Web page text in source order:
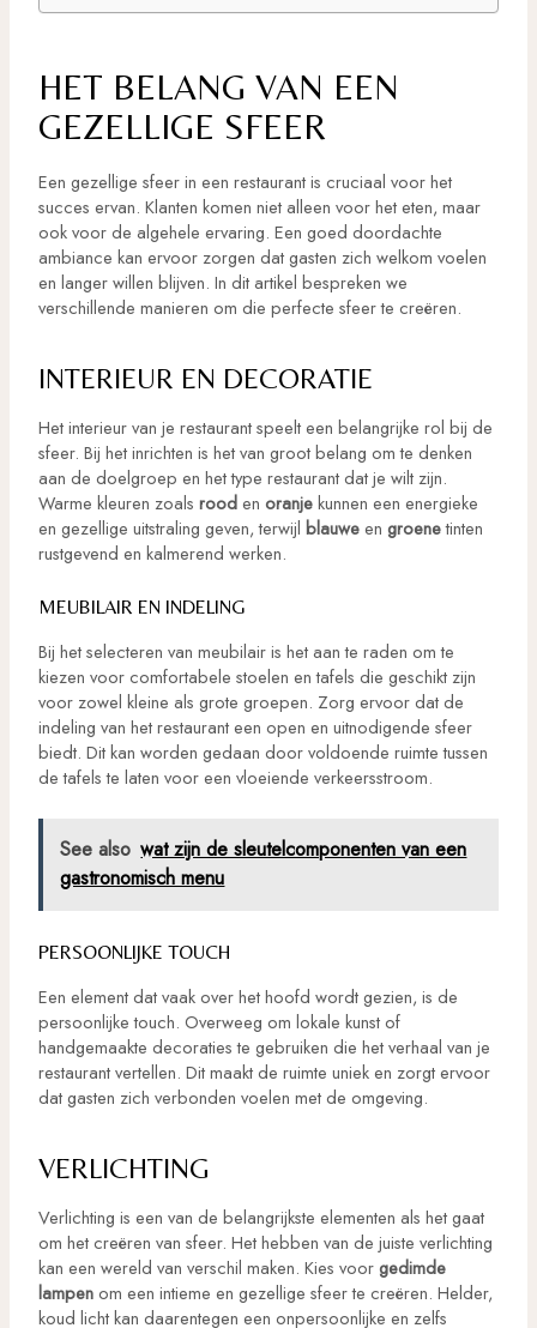
HET BELANG VAN EEN
GEZELLIGE SFEER
Een gezellige sfeer in een restaurant is cruciaal voor het
succes ervan. Klanten komen niet alleen voor het eten, maar
ook voor de algehele ervaring. Een goed doordachte
ambiance kan ervoor zorgen dat gasten zich welkom voelen
en langer willen blijven. In dit artikel bespreken we
verschillende manieren om die perfecte sfeer te creëren.
INTERIEUR EN DECORATIE
Het interieur van je restaurant speelt een belangrijke rol bij de
sfeer. Bij het inrichten is het van groot belang om te denken
aan de doelgroep en het type restaurant dat je wilt zijn.
Warme kleuren zoals rooden oranjekunnen een energieke
en gezellige uitstraling geven, terwijl blauween groenetinten
rustgevend en kalmerend werken.
MEUBILAIR EN INDELING
Bij het selecteren van meubilair is het aan te raden om te
kiezen voor comfortabele stoelen en tafels die geschikt zijn
voor zowel kleine als grote groepen. Zorg ervoor dat de
indeling van het restaurant een open en uitnodigende sfeer
biedt. Dit kan worden gedaan door voldoende ruimte tussen
de tafels te laten voor een vloeiende verkeersstroom.
See also wat zijn de sleutelcomponenten van een
gastronomisch menu
PERSOONLIJKE TOUCH
Een element dat vaak over het hoofd wordt gezien, is de
persoonlijke touch. Overweeg om lokale kunst of
handgemaakte decoraties te gebruiken die het verhaal van je
restaurant vertellen. Dit maakt de ruimte uniek en zorgt ervoor
dat gasten zich verbonden voelen met de omgeving.
VERLICHTING
Verlichting is een van de belangrijkste elementen als het gaat
om het creëren van sfeer. Het hebben van de juiste verlichting
kan een wereld van verschil maken. Kies voorgedimde
lampenom een intieme en gezellige sfeer te creëren. Helder,
koud licht kan daarentegen een onpersoonlijke en zelfs